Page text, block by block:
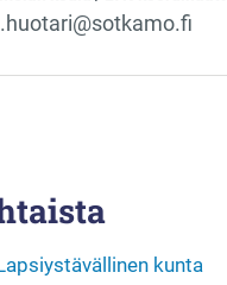
kunta